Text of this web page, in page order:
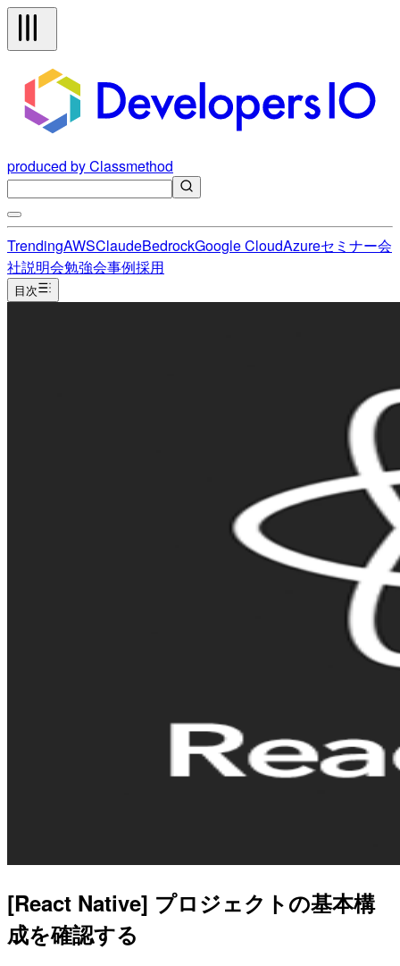
produced by Classmethod
TrendingAWSClaudeBedrockGoogle CloudAzureセミナー会
社説明会勉強会事例採用
目次
[React Native] プロジェクトの基本構
成を確認する